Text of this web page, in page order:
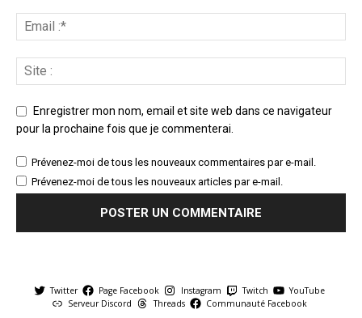
Enregistrer mon nom, email et site web dans ce navigateur
pour la prochaine fois que je commenterai.
Prévenez-moi de tous les nouveaux commentaires par e-mail.
Prévenez-moi de tous les nouveaux articles par e-mail.
Twitter Page Facebook Instagram Twitch
YouTube
Serveur Discord
Threads Communauté Facebook